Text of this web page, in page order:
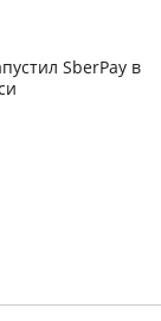
SberPay в